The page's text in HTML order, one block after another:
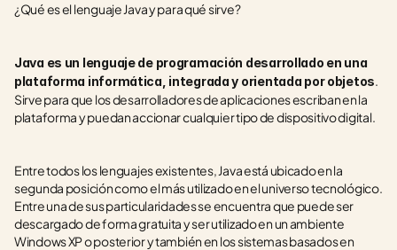
¿Qué es el lenguaje Java y para qué sirve?
Java es un lenguaje de programación desarrollado en una
plataforma informática, integrada y orientada por objetos.
Sirve para que los desarrolladores de aplicaciones escriban en la
plataforma y puedan accionar cualquier tipo de dispositivo digital.
Entre todos los lenguajes existentes, Java está ubicado en la
segunda posición como el más utilizado en el universo tecnológico.
Entre una de sus particularidades se encuentra que puede ser
descargado de forma gratuita y ser utilizado en un ambiente
Windows XP o posterior y también en los sistemas basados en